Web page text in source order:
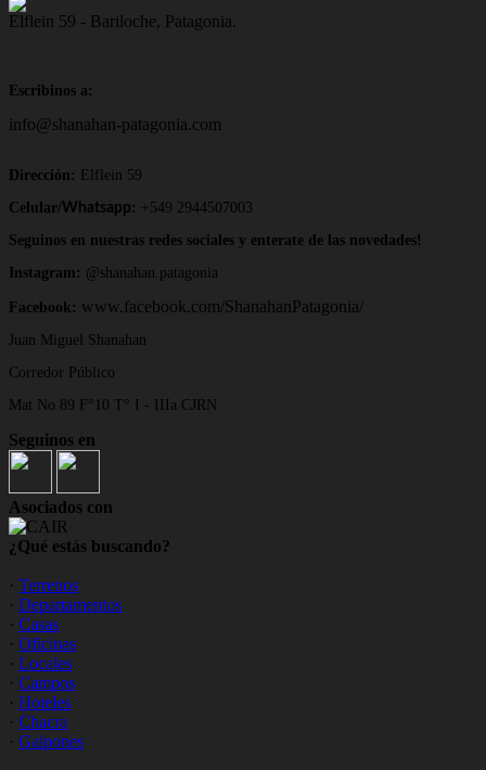
Elflein 59 - Bariloche, Patagonia.
Escribinos a:
info@shanahan-patagonia.com
Dirección:
Elflein 59
Celular/Whatsapp : +549 2944507003
Seguinos en nuestras redes sociales y enterate de las novedades!
Instagram: @shanahan.patagonia
Facebook: www.facebook.com/ShanahanPatagonia/
Juan Miguel Shanahan
Corredor Público
Mat No 89 F°10 T° I - IIIa CJRN
Seguinos en
Asociados con
¿Qué estás buscando?
· Terrenos
· Departamentos
· Casas
· Oficinas
· Locales
· Campos
· Hoteles
· Chacra
· Galpones